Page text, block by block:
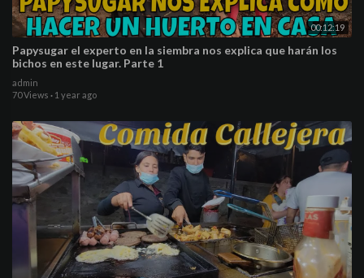
00:12:19
Papysugar el experto en la siembra nos explica que harán los
bichos en este lugar. Parte 1
admin
70 Views · 1 year ago